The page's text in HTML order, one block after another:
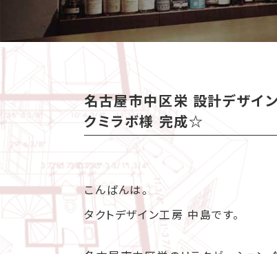
名古屋市中区栄 設計デザイ
クミラボ様 完成☆
こんばんは。
タクトデザイン工房 中島です。